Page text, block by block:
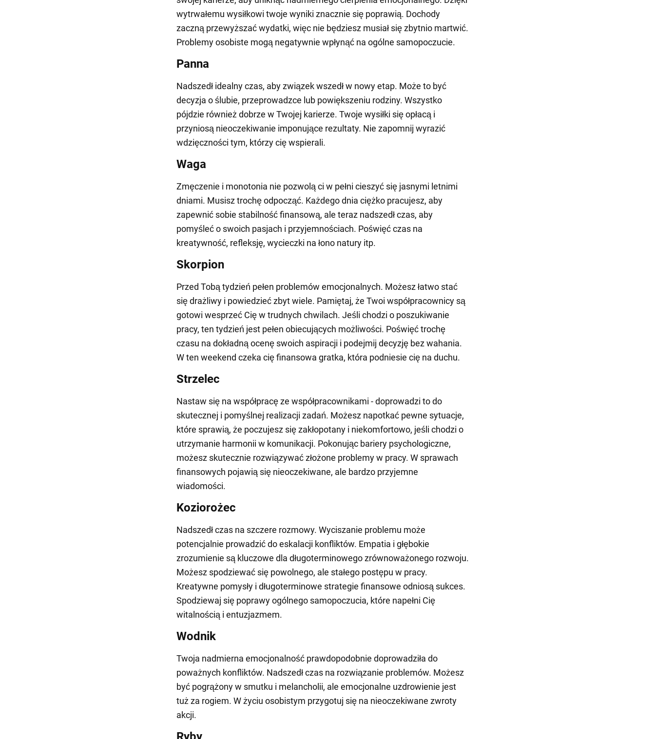
wytrwałemu wysiłkowi twoje wyniki znacznie się poprawią. Dochody
zaczną przewyższać wydatki, więc nie będziesz musiał się zbytnio martwić.
Problemy osobiste mogą negatywnie wpłynąć na ogólne samopoczucie.
Panna
Nadszedł idealny czas, aby związek wszedł w nowy etap. Może to być
decyzja o ślubie, przeprowadzce lub powiększeniu rodziny. Wszystko
pójdzie również dobrze w Twojej karierze. Twoje wysiłki się opłacą i
przyniosą nieoczekiwanie imponujące rezultaty. Nie zapomnij wyrazić
wdzięczności tym, którzy cię wspierali.
Waga
Zmęczenie i monotonia nie pozwolą ci w pełni cieszyć się jasnymi letnimi
dniami. Musisz trochę odpocząć. Każdego dnia ciężko pracujesz, aby
zapewnić sobie stabilność finansową, ale teraz nadszedł czas, aby
pomyśleć o swoich pasjach i przyjemnościach. Poświęć czas na
kreatywność, refleksję, wycieczki na łono natury itp.
Skorpion
Przed Tobą tydzień pełen problemów emocjonalnych. Możesz łatwo stać
się drażliwy i powiedzieć zbyt wiele. Pamiętaj, że Twoi współpracownicy są
gotowi wesprzeć Cię w trudnych chwilach. Jeśli chodzi o poszukiwanie
pracy, ten tydzień jest pełen obiecujących możliwości. Poświęć trochę
czasu na dokładną ocenę swoich aspiracji i podejmij decyzję bez wahania.
W ten weekend czeka cię finansowa gratka, która podniesie cię na duchu.
Strzelec
Nastaw się na współpracę ze współpracownikami - doprowadzi to do
skutecznej i pomyślnej realizacji zadań. Możesz napotkać pewne sytuacje,
które sprawią, że poczujesz się zakłopotany i niekomfortowo, jeśli chodzi o
utrzymanie harmonii w komunikacji. Pokonując bariery psychologiczne,
możesz skutecznie rozwiązywać złożone problemy w pracy. W sprawach
finansowych pojawią się nieoczekiwane, ale bardzo przyjemne
wiadomości.
Koziorożec
Nadszedł czas na szczere rozmowy. Wyciszanie problemu może
potencjalnie prowadzić do eskalacji konfliktów. Empatia i głębokie
zrozumienie są kluczowe dla długoterminowego zrównoważonego rozwoju.
Możesz spodziewać się powolnego, ale stałego postępu w pracy.
Kreatywne pomysły i długoterminowe strategie finansowe odniosą sukces.
Spodziewaj się poprawy ogólnego samopoczucia, które napełni Cię
witalnością i entuzjazmem.
Wodnik
Twoja nadmierna emocjonalność prawdopodobnie doprowadziła do
poważnych konfliktów. Nadszedł czas na rozwiązanie problemów. Możesz
być pogrążony w smutku i melancholii, ale emocjonalne uzdrowienie jest
tuż za rogiem. W życiu osobistym przygotuj się na nieoczekiwane zwroty
akcji.